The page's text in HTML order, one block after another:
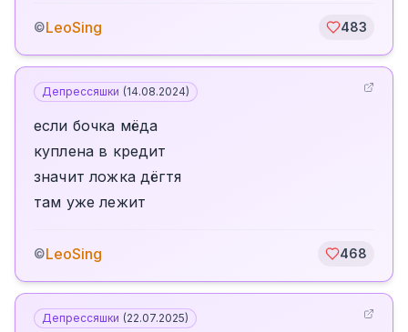
©LeoSing 483
Депрессяшки (14.08.2024)
если бочка мёда
куплена в кредит
значит ложка дёгтя
там уже лежит
©LeoSing 468
Депрессяшки (22.07.2025)